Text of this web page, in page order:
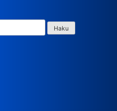
Haku